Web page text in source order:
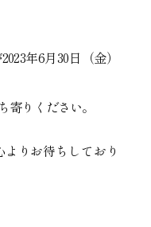
年6月30日（金）
りください。
りお待ちしており